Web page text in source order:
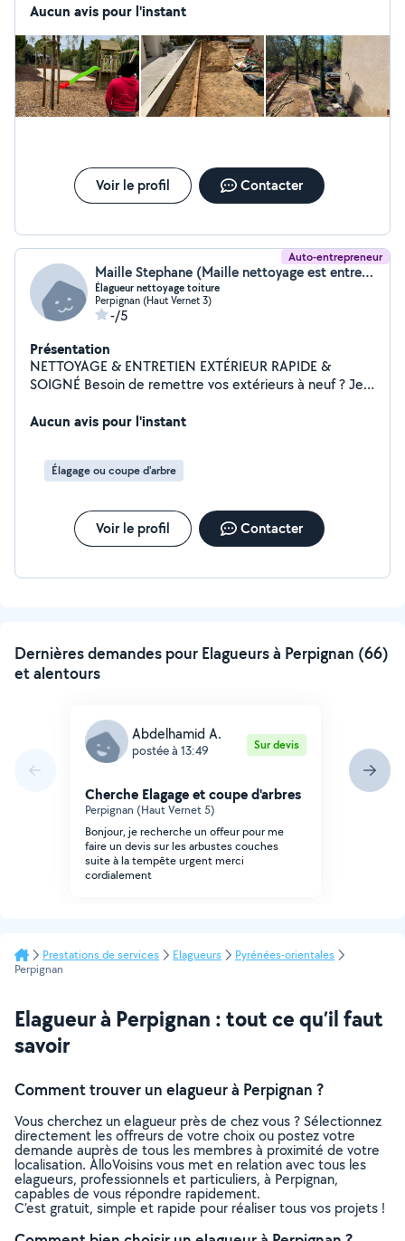
Aucun avis pour l'instant
Voir le profil Contacter
Auto-entrepreneur
Maille Stephane (Maille nettoyage est entretien)
Élagueur nettoyage toiture
Perpignan (Haut Vernet 3)
-/5
Présentation
NETTOYAGE & ENTRETIEN EXTÉRIEUR RAPIDE &
SOIGNÉ Besoin de remettre vos extérieurs à neuf ? Je
correct Mes prestations : - Nettoyage toiture (mousse,
terrasse - Élagage d'arbres - Abattage - Taille de haies
Intervention à Perpignan et alentours Pourquoi me
GRATUIT Déplacement offert Photos avant/après
disponibles Réponse rapide N'hésitez pas à me
contacter pour plus d'informations !
Aucun avis pour l'instant
Élagage ou coupe d'arbre
Voir le profil Contacter
Dernières demandes pour Elagueurs à Perpignan (66)
et alentours
Abdelhamid A.
postée à 13:49 Sur devis
Cherche Elagage et coupe d'arbres
Perpignan (Haut Vernet 5)
Bonjour, je recherche un offeur pour me
faire un devis sur les arbustes couches
suite à la tempête urgent merci
cordialement
Prestations de services Elagueurs
Pyrénées-orientales
Perpignan
Elagueur à Perpignan : tout ce qu’il faut
savoir
Comment trouver un elagueur à Perpignan ?
Vous cherchez un elagueur près de chez vous ? Sélectionnez
directement les offreurs de votre choix ou postez votre
demande auprès de tous les membres à proximité de votre
localisation. AlloVoisins vous met en relation avec tous les
elagueurs, professionnels et particuliers, à Perpignan,
capables de vous répondre rapidement.
C’est gratuit, simple et rapide pour réaliser tous vos projets !